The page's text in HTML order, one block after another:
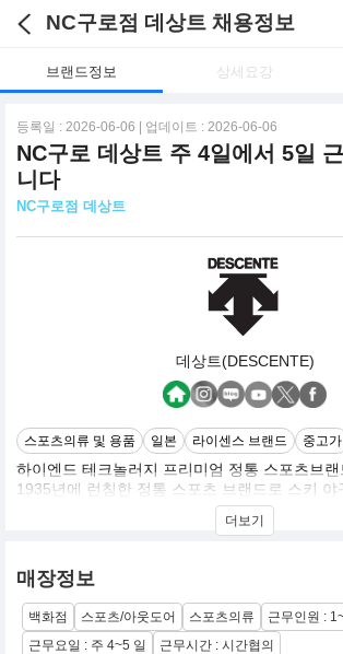
NC구로점 데상트 채용정보
브랜드정보 상세요강
등록일 : 2026-06-06 | 업데이트 : 2026-06-06
NC구로 데상트 주 4일에서 5일
니다
NC구로점 데상트
데상트(DESCENTE)
스포츠의류 및 용품 일본 라이센스 브랜드 중고가
하이엔드 테크놀러지 프리미엄 정통 스포츠브랜
1935년에 런칭한 정통 스포츠 브랜드로 스키 야
세계최고의 경쟁력을 가진 프리미엄한 정통 스포
"MOVING BODIES,MOVING HEARTS"를 슬로
더보기
매장정보
백화점 스포츠/아웃도어 스포츠의류
근무인원 :
근무요일 : 주 4~5 일
근무시간 : 시간협의